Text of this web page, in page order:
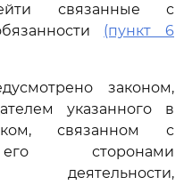
связанные с
(пункт 6
законом,
указанного в
связанном с
сторонами
деятельности,